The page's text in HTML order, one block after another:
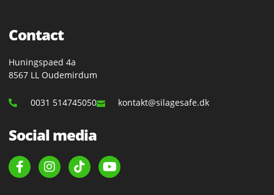
Contact
Huningspaed 4a
8567 LL Oudemirdum
0031 514745050 kontakt@silagesafe.dk
Social media